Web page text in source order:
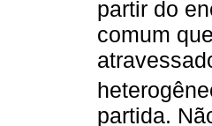
partir do
comum
partida.